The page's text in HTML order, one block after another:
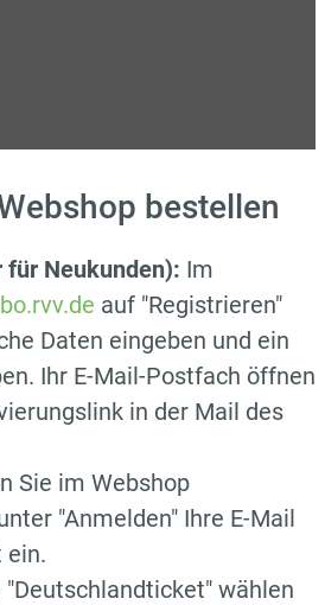
bestellen
für Neukunden): Im
auf "Registrieren"
Daten eingeben und ein
Ihr E-Mail-Postfach öffnen
in der Mail des
Sie im Webshop
"Anmelden" Ihre E-Mail
ein.
"Deutschlandticket" wählen